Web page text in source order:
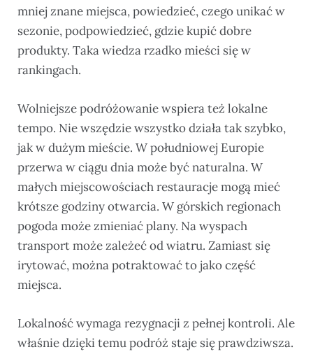
mniej znane miejsca, powiedzieć, czego unikać w
sezonie, podpowiedzieć, gdzie kupić dobre
produkty. Taka wiedza rzadko mieści się w
rankingach.
Wolniejsze podróżowanie wspiera też lokalne
tempo. Nie wszędzie wszystko działa tak szybko,
jak w dużym mieście. W południowej Europie
przerwa w ciągu dnia może być naturalna. W
małych miejscowościach restauracje mogą mieć
krótsze godziny otwarcia. W górskich regionach
pogoda może zmieniać plany. Na wyspach
transport może zależeć od wiatru. Zamiast się
irytować, można potraktować to jako część
miejsca.
Lokalność wymaga rezygnacji z pełnej kontroli. Ale
właśnie dzięki temu podróż staje się prawdziwsza.